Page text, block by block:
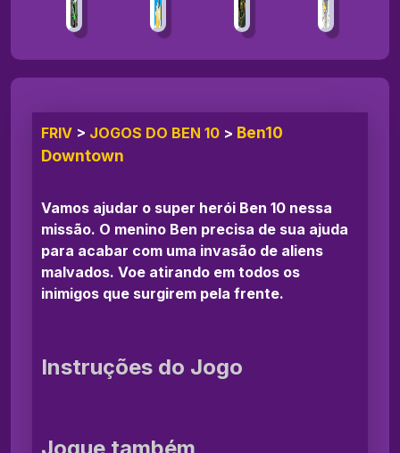
FRIV > JOGOS DO BEN 10 > Ben10
Downtown
Vamos ajudar o super herói Ben 10 nessa
missão. O menino Ben precisa de sua ajuda
para acabar com uma invasão de aliens
malvados. Voe atirando em todos os
inimigos que surgirem pela frente.
Instruções do Jogo